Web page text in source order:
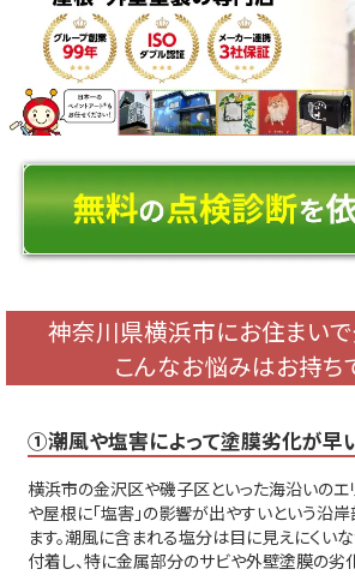
神奈川県横浜市にお住まい
こんなお悩みはお持ち
①潮風や塩害によって塗膜劣化が早
横浜市の金沢区や磯子区といった海沿いのエ
や屋根に「塩害」の影響が出やすいという沿
ます。潮風に含まれる塩分は目に見えにくい
付着し、特に金属部分のサビや外壁塗膜の劣